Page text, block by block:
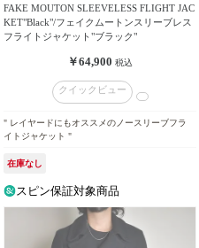
帯
イ
プ
カ
FAKE MOUTON SLEEVELESS FLIGHT JAC
KET"Black"/フェイクムートンスリーブレス
フライトジャケット"ブラック"
￥64,900 税込
クイックビュー
" レイヤードにもオススメのノースリーブフラ
イトジャケット "
在庫なし
スピン保証対象商品